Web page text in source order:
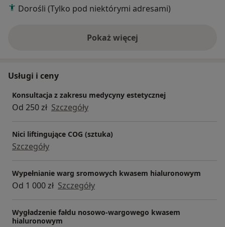
Dorośli (Tylko pod niektórymi adresami)
Pokaż więcejo doświadczeniu
Usługi i ceny
Konsultacja z zakresu medycyny estetycznej
Od 250 zł Szczegóły
Nici liftingujące COG (sztuka)
Szczegóły
Wypełnianie warg sromowych kwasem hialuronowym
Od 1 000 zł Szczegóły
Wygładzenie fałdu nosowo-wargowego kwasem
hialuronowym